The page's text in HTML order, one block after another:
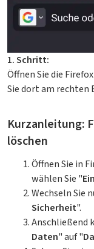
1. Schritt:
Öffnen Sie die
Sie dort am rechten
Kurzanleitung:
löschen
Öffnen Sie in
wählen Sie "
Wechseln Sie
Sicherheit".
Anschließend
Daten" auf "